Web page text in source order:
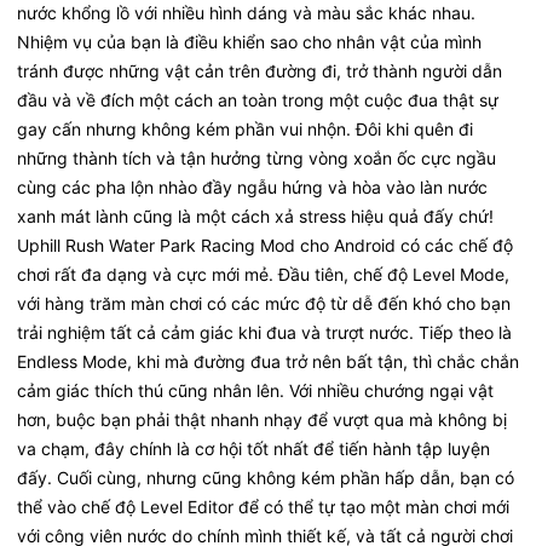
nước khổng lồ với nhiều hình dáng và màu sắc khác nhau.
Nhiệm vụ của bạn là điều khiển sao cho nhân vật của mình
tránh được những vật cản trên đường đi, trở thành người dẫn
đầu và về đích một cách an toàn trong một cuộc đua thật sự
gay cấn nhưng không kém phần vui nhộn. Đôi khi quên đi
những thành tích và tận hưởng từng vòng xoắn ốc cực ngầu
cùng các pha lộn nhào đầy ngẫu hứng và hòa vào làn nước
xanh mát lành cũng là một cách xả stress hiệu quả đấy chứ!
Uphill Rush Water Park Racing Mod cho Android có các chế độ
chơi rất đa dạng và cực mới mẻ. Đầu tiên, chế độ Level Mode,
với hàng trăm màn chơi có các mức độ từ dễ đến khó cho bạn
trải nghiệm tất cả cảm giác khi đua và trượt nước. Tiếp theo là
Endless Mode, khi mà đường đua trở nên bất tận, thì chắc chắn
cảm giác thích thú cũng nhân lên. Với nhiều chướng ngại vật
hơn, buộc bạn phải thật nhanh nhạy để vượt qua mà không bị
va chạm, đây chính là cơ hội tốt nhất để tiến hành tập luyện
đấy. Cuối cùng, nhưng cũng không kém phần hấp dẫn, bạn có
thể vào chế độ Level Editor để có thể tự tạo một màn chơi mới
với công viên nước do chính mình thiết kế, và tất cả người chơi